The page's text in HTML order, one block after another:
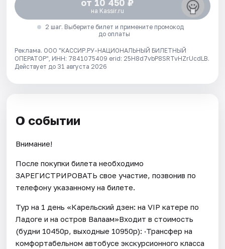
от 10 450 ₽
на Kassir.ru
2 шаг. Выберите билет и примените промокод
до оплаты
Реклама. ООО "КАССИР.РУ-НАЦИОНАЛЬНЫЙ БИЛЕТНЫЙ
ОПЕРАТОР", ИНН: 7841075409 erid: 25H8d7vbP8SRTvHZrUcdLB.
Действует до 31 августа 2026
О событии
Внимание!
После покупки билета необходимо
ЗАРЕГИСТРИРОВАТЬ свое участие, позвонив по
телефону указанному на билете.
Тур на 1 день «Карельский дзен: на VIP катере по
Ладоге и на остров Валаам»Входит в стоимость
(будни 10450р, выходные 10950р): ·Трансфер на
комфортабельном автобусе экскурсионного класса